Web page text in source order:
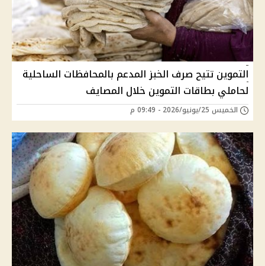
التموين تتيح صرف الخبز المدعم بالمحافظات الساحلية
لحاملي بطاقات التموين خلال المصايف
الخميس 25/يونيو/2026 - 09:49 م